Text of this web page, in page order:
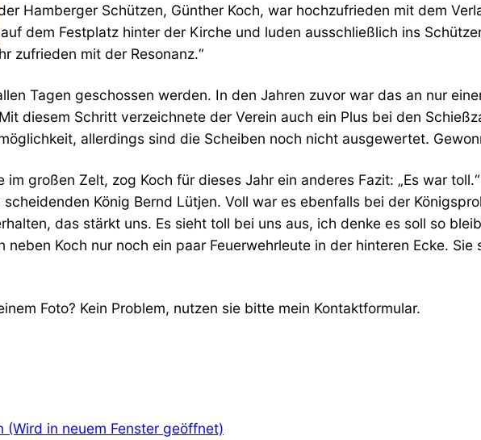
Hamberger Schützen, Günther Koch, war hochzufrieden mit dem
dem Festplatz hinter der Kirche und luden ausschließlich ins
zufrieden mit der Resonanz.“
Tagen geschossen werden. In den Jahren zuvor war das an nur
diesem Schritt verzeichnete der Verein auch ein Plus bei den
allerdings sind die Scheiben noch nicht ausgewertet.
großen Zelt, zog Koch für dieses Jahr ein anderes Fazit: „Es war
König Bernd Lütjen. Voll war es ebenfalls bei der
das stärkt uns. Es sieht toll bei uns aus, ich denke es soll so
Koch nur noch ein paar Feuerwehrleute in der hinteren Ecke. Sie
Foto? Kein Problem, nutzen sie bitte mein Kontaktformular.
in neuem Fenster geöffnet)